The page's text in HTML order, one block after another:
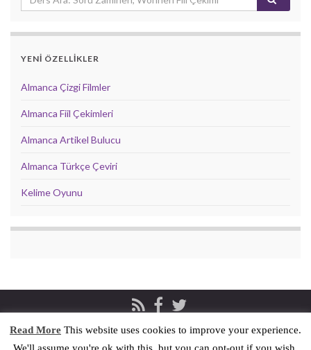
YENİ ÖZELLİKLER
Almanca Çizgi Filmler
Almanca Fiil Çekimleri
Almanca Artikel Bulucu
Almanca Türkçe Çeviri
Kelime Oyunu
Privacy & Cookies Policy İletişim
Read More This website uses cookies to improve your experience.